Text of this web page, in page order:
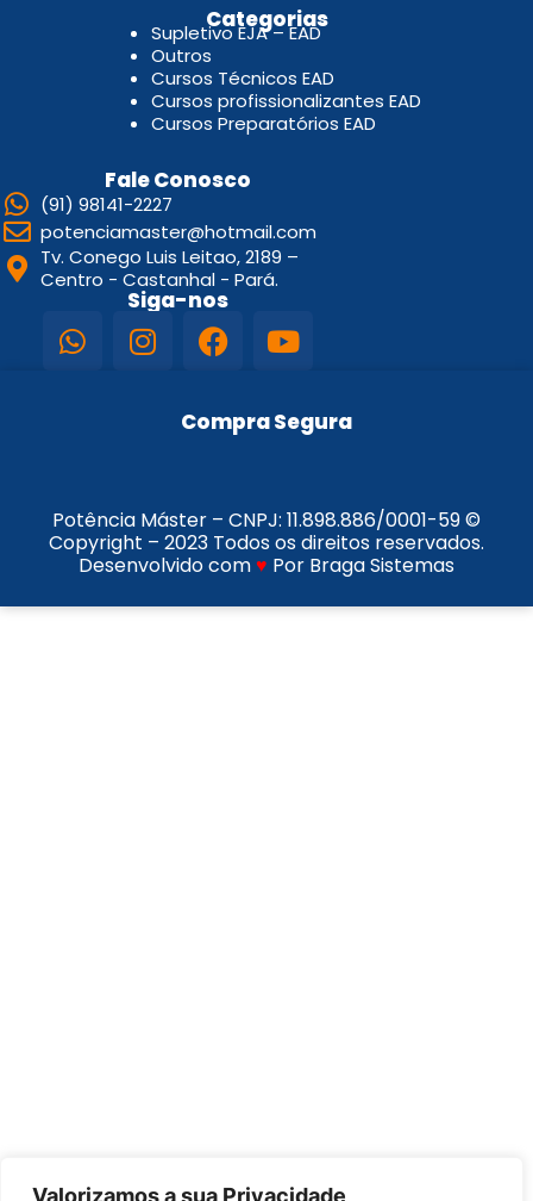
Valorizamos a sua Privacidade
Categorias
Supletivo EJA – EAD
Outros
Cursos Técnicos EAD
Cursos profissionalizantes EAD
Cursos Preparatórios EAD
Fale Conosco
(91) 98141-2227
potenciamaster@hotmail.com
Tv. Conego Luis Leitao, 2189 –
Centro - Castanhal - Pará.
Siga-nos
Compra Segura
Potência Máster – CNPJ: 11.898.886/0001-59©
Copyright – 2023 Todos os direitos reservados.
Desenvolvido com♥ Por Braga Sistemas